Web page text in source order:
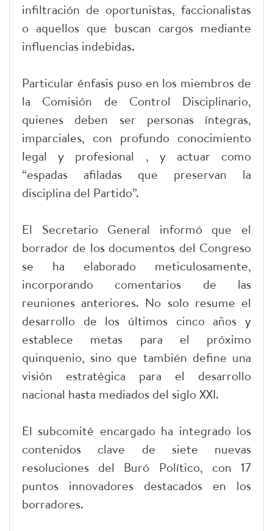
infiltración de oportunistas, faccionalistas
o aquellos que buscan cargos mediante
influencias indebidas.
Particular énfasis puso en los miembros de
la Comisión de Control Disciplinario,
quienes deben ser personas íntegras,
imparciales, con profundo conocimiento
legal y profesional , y actuar como
“espadas afiladas que preservan la
disciplina del Partido”.
El Secretario General informó que el
borrador de los documentos del Congreso
se ha elaborado meticulosamente,
incorporando comentarios de las
reuniones anteriores. No solo resume el
desarrollo de los últimos cinco años y
establece metas para el próximo
quinquenio, sino que también define una
visión estratégica para el desarrollo
nacional hasta mediados del siglo XXI.
El subcomité encargado ha integrado los
contenidos clave de siete nuevas
resoluciones del Buró Político, con 17
puntos innovadores destacados en los
borradores.